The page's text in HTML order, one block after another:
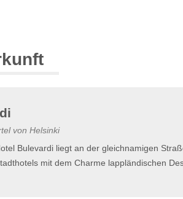
von Helsinki
Bulevardi liegt an der gleichnamigen
mit dem Charme lappländischen